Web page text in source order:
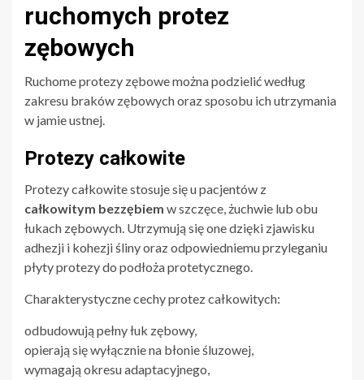
ruchomych protez
zębowych
Ruchome protezy zębowe można podzielić według
zakresu braków zębowych oraz sposobu ich utrzymania
w jamie ustnej.
Protezy całkowite
Protezy całkowite stosuje się u pacjentów z
całkowitym bezzębiem w szczęce, żuchwie lub obu
łukach zębowych. Utrzymują się one dzięki zjawisku
adhezji i kohezji śliny oraz odpowiedniemu przyleganiu
płyty protezy do podłoża protetycznego.
Charakterystyczne cechy protez całkowitych:
odbudowują pełny łuk zębowy,
opierają się wyłącznie na błonie śluzowej,
wymagają okresu adaptacyjnego,